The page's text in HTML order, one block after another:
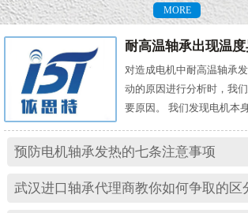
MORE
对造成电机中耐高温轴承
动的原因进行分析时，我
要原因。 我们发现电机本
振动产生影响。其中造成
松；(3)轴承与轴套配合过
预防电机轴承发热的七条注意事项
武汉进口轴承代理商教你如何争取的区分高速轴承和低速